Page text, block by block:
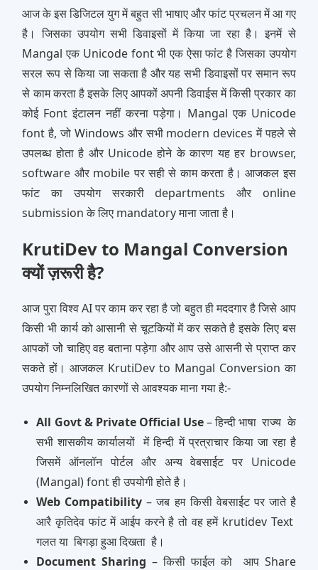
आज के इस डिजिटल युग में बहुत सी भाषाए और फांट प्रचलन में आ गए
है। जिसका उपयोग सभी डिवाइसों में किया जा रहा है। इनमें से
Mangal एक Unicode font भी एक ऐसा फांट है जिसका उपयोग
सरल रूप से किया जा सकता है और यह सभी डिवाइसों पर समान रूप
से काम करता है इसके लिए आपकों अपनी डिवाईस में किसी प्रकार का
कोई Font इंटालन नहीं करना पड़ेगा। Mangal एक Unicode
font है, जो Windows और सभी modern devices में पहले से
उपलब्ध होता है और Unicode होने के कारण यह हर browser,
software और mobile पर सही से काम करता है। आजकल इस
फांट का उपयोग सरकारी departments और online
submission के लिए mandatory माना जाता है।
KrutiDev to Mangal Conversion
क्यों ज़रूरी है?
आज पुरा विश्‍व AI पर काम कर रहा है जो बहुत ही मददगार है जिसे आप
किसी भी कार्य को आसानी से चूटकियों में कर सकते है इसके लिए बस
आपकों जोे चाहिए वह बताना पड़ेगा और आप उसे आसनी से प्राप्‍त कर
सकते हों। आजकल KrutiDev to Mangal Conversion का
उपयोग निम्‍नलिखित कारणों से आवश्‍यक माना गया है:-
All Govt & Private Official Use– हिन्‍दी भाषा राज्‍य के
सभी शासकीय कार्यालयों मेंं हिन्‍दी में प्रत्राचार किया जा रहा है
जिसमें ऑनलॉन पोर्टल और अन्‍य वेबसाईट पर Unicode
(Mangal) font ही उपयोगी होते है।
Web Compatibility – जब हम किसी वेबसाईट पर जाते है
आरै कृतिदेव फांट में आईप करने है तो वह हमें krutidev Text
गलत या बिगड़ा हुआ दिखता है।
Document Sharing – किसी फाईल को आप Share